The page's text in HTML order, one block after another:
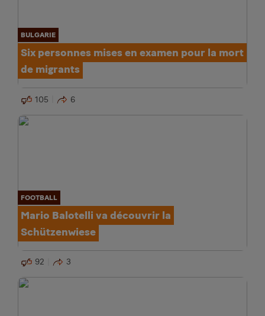
BULGARIE
Six personnes mises en examen pour la mort
de migrants
105 6
FOOTBALL
Mario Balotelli va découvrir la
Schützenwiese
92 3